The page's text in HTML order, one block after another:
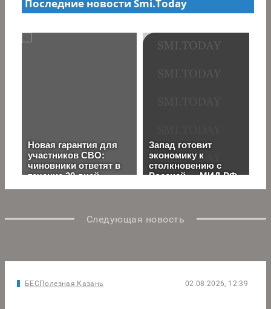
Следующая новость
БЕСПолезная Казань 02.08.2026, 12:39